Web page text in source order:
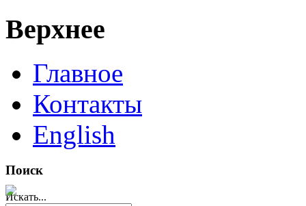
Верхнее
Главное
Контакты
English
Поиск
Искать...